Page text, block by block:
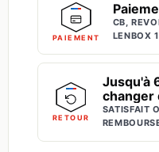
PAIEMENT
CB,
LENBOX
RETOUR
Jusqu'à
changer
SATISFAIT